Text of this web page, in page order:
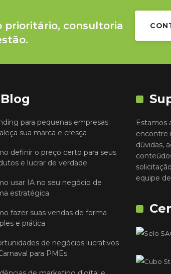
prioritário, consultoria
Blog
para pequenas empresas:
sua marca e cresça
definir o preço certo para seus
e lucrar de verdade
usar IA no seu negócio de
estratégica
fazer suas vendas de forma
e prática
de negócios lucrativos
para PMEs
Estamos
encontre
dúvidas,
equipe